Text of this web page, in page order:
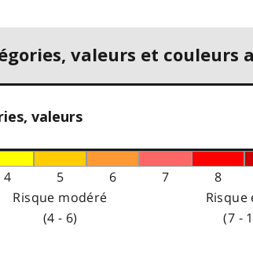
valeurs et couleurs
valeurs
4 5 6 7 8
Risque modéré
(4 - 6)
Risque
(7 -